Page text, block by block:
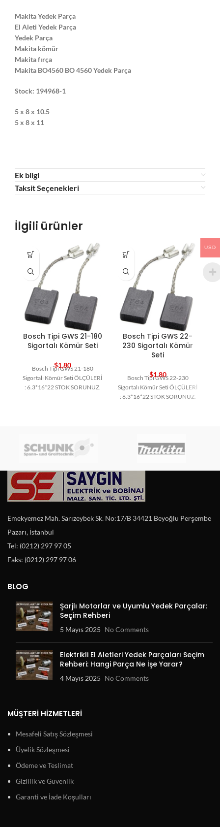
Makita Yedek Parça
El Aleti Yedek Parça
Yedek Parça
Makita kömür
Makita fırça
Makita BO4560 BO 4560 Yedek Parça
Stock: 194968-1
5 x 8 x 10.5
5 x 8 x 11
Ek bilgi
Taksit Seçenekleri
İlgili ürünler
Bosch Tipi GWS 21-180
Sigortalı Kömür Seti
$1,80
Bosch Tipi GWS 21-180
Sigortalı Kömür Seti ÖLÇÜLERİ
: 6.3*16*22 STOK SORUNUZ.
Bosch Tipi GWS 22-
230 Sigortalı Kömür
Seti
$1,80
Bosch Tipi GWS 22-230
Sigortalı Kömür Seti ÖLÇÜLERİ
: 6.3*16*22 STOK SORUNUZ.
Emekyemez Mah. Sarızeybek Sk. No:17/B 34421 Beyoğlu Perşembe
Pazarı, İstanbul
Tel: (0212) 297 97 05
Faks: (0212) 297 97 06
BLOG
Şarjlı Motorlar ve Uyumlu Yedek Parçalar:
Seçim Rehberi
5 Mayıs 2025 No Comments
Elektrikli El Aletleri Yedek Parçaları Seçim
Rehberi: Hangi Parça Ne İşe Yarar?
4 Mayıs 2025 No Comments
MÜŞTERI HIZMETLERI
Mesafeli Satış Sözleşmesi
Üyelik Sözleşmesi
Ödeme ve Teslimat
Gizlilik ve Güvenlik
Garanti ve İade Koşulları
USD